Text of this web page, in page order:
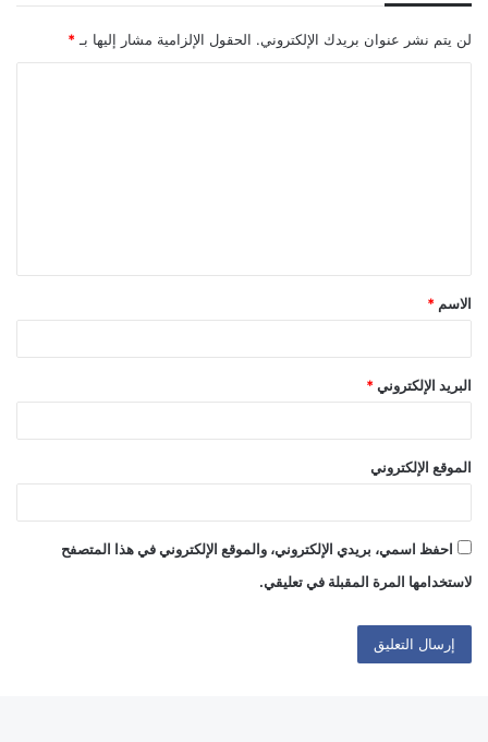
لن يتم نشر عنوان بريدك الإلكتروني. الحقول الإلزامية مشار إليها بـ *
ق
*
الاسم *
البريد الإلكتروني *
الموقع الإلكتروني
احفظ اسمي، بريدي الإلكتروني، والموقع الإلكتروني في هذا المتصفح
لاستخدامها المرة المقبلة في تعليقي.